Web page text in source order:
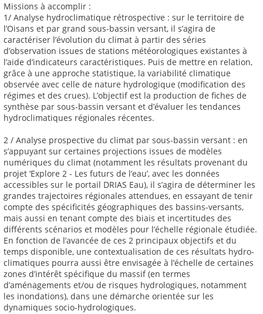
Missions à accomplir :
1/ Analyse hydroclimatique rétrospective : sur le territoire de
l’Oisans et par grand sous-bassin versant, il s’agira de
caractériser l’évolution du climat à partir des séries
d’observation issues de stations météorologiques existantes à
l’aide d’indicateurs caractéristiques. Puis de mettre en relation,
grâce à une approche statistique, la variabilité climatique
observée avec celle de nature hydrologique (modification des
régimes et des crues). L’objectif est la production de fiches de
synthèse par sous-bassin versant et d’évaluer les tendances
hydroclimatiques régionales récentes.
2 / Analyse prospective du climat par sous-bassin versant : en
s’appuyant sur certaines projections issues de modèles
numériques du climat (notamment les résultats provenant du
projet ‘Explore 2 - Les futurs de l’eau’, avec les données
accessibles sur le portail DRIAS Eau), il s’agira de déterminer les
grandes trajectoires régionales attendues, en essayant de tenir
compte des spécificités géographiques des bassins-versants,
mais aussi en tenant compte des biais et incertitudes des
différents scénarios et modèles pour l’échelle régionale étudiée.
En fonction de l’avancée de ces 2 principaux objectifs et du
temps disponible, une contextualisation de ces résultats hydro-
climatiques pourra aussi être envisagée à l’échelle de certaines
zones d’intérêt spécifique du massif (en termes
d’aménagements et/ou de risques hydrologiques, notamment
les inondations), dans une démarche orientée sur les
dynamiques socio-hydrologiques.